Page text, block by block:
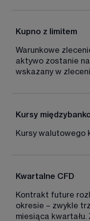
Kupno z limitem
Warunkowe
aktywo zostanie
wskazany w
Kursy
Kursy walutowego
Kwartalne CFD
Kontrakt future
okresie – zwykle
miesiąca kwartału.